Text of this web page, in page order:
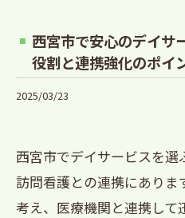
西宮市で安心のデイサ
役割と連携強化のポイ
2025/03/23
西宮市でデイサービスを選
訪問看護との連携にありま
考え、医療機関と連携して